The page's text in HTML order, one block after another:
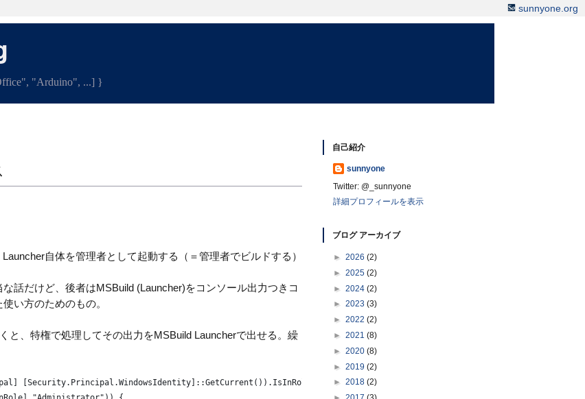
sunnyone.org
"Arduino", ...] }
自体を管理者として起動する（＝管理者でビルドする）
話だけど、後者はMSBuild (Launcher)をコンソール出力つきコ
い方のためのもの。
と、特権で処理してその出力をMSBuild Launcherで出せる。繰
[Security.Principal.WindowsIdentity]::GetCurrent()).IsInRole( `
自己紹介
sunnyone
Twitter: @_sunnyone
詳細プロフィールを表示
ブログ アーカイブ
► 2026 (2)
► 2025 (2)
► 2024 (2)
► 2023 (3)
► 2022 (2)
► 2021 (8)
► 2020 (8)
► 2019 (2)
► 2018 (2)